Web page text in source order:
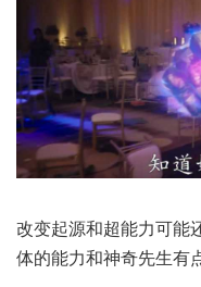
改变起源和超能力可能
体的能力和神奇先生有